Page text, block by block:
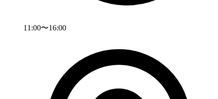
11:00〜16:00